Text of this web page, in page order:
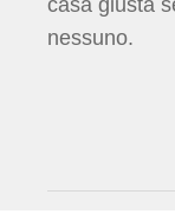
nessuno.